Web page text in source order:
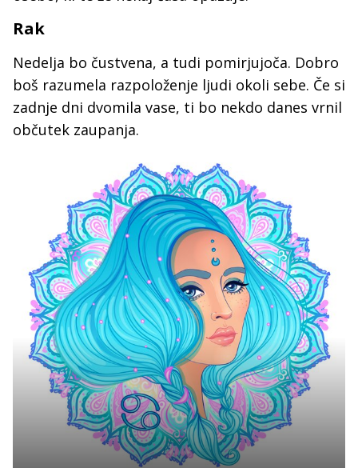
Rak
Nedelja bo čustvena, a tudi pomirjujoča. Dobro
boš razumela razpoloženje ljudi okoli sebe. Če si
zadnje dni dvomila vase, ti bo nekdo danes vrnil
občutek zaupanja.